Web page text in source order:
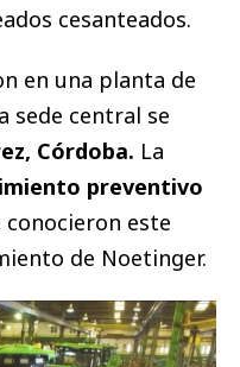
cesanteados.
en una planta de
sede central se
Córdoba. La
preventivo
conocieron este
de Noetinger.